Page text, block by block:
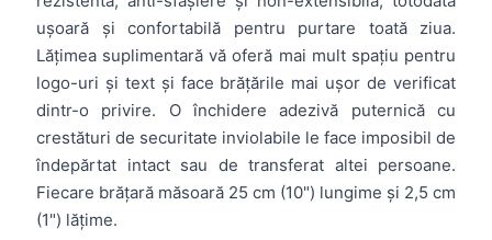
ușoară și confortabilă pentru purtare toată ziua.
Lățimea suplimentară vă oferă mai mult spațiu pentru
logo-uri și text și face brățările mai ușor de verificat
dintr-o privire. O închidere adezivă puternică cu
crestături de securitate inviolabile le face imposibil de
îndepărtat intact sau de transferat altei persoane.
Fiecare brățară măsoară 25 cm (10") lungime și 2,5 cm
(1") lățime.